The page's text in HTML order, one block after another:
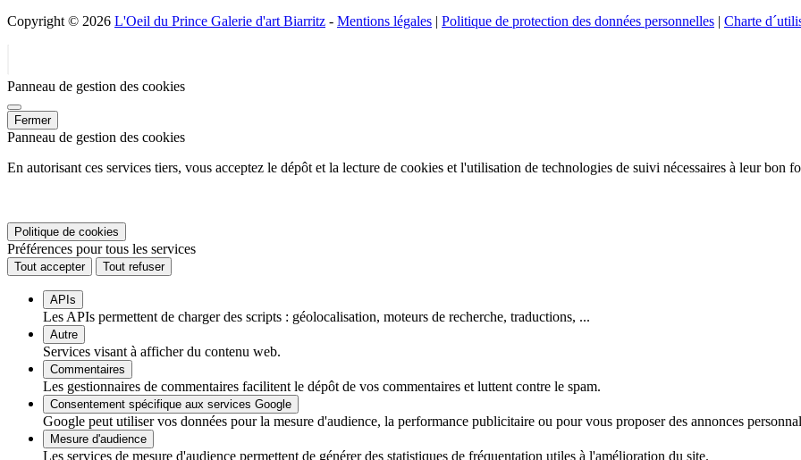
Copyright © 2026 L'Oeil du Prince Galerie d'art Biarritz - Mentions légales | Politique de protection des données personnelles | Charte
Panneau de gestion des cookies
Fermer
Panneau de gestion des cookies
En autorisant ces services tiers, vous acceptez le dépôt et la lecture de cookies et l'utilisation de technologies de suivi nécessaires à leur bon
Politique de cookies
Préférences pour tous les services
Tout accepter Tout refuser
APIs
Les APIs permettent de charger des scripts : géolocalisation, moteurs de recherche, traductions, ...
Autre
Services visant à afficher du contenu web.
Commentaires
Les gestionnaires de commentaires facilitent le dépôt de vos commentaires et luttent contre le spam.
Consentement spécifique aux services Google
Google peut utiliser vos données pour la mesure d'audience, la performance publicitaire ou pour vous proposer des annonces
Mesure d'audience
Les services de mesure d'audience permettent de générer des statistiques de fréquentation utiles à l'amélioration du site.